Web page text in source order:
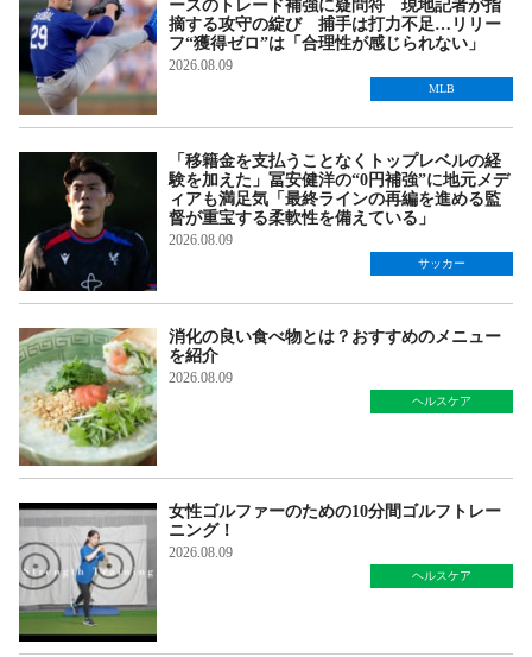
ースのトレード補強に疑問符 現地記者が指
摘する攻守の綻び 捕手は打力不足…リリー
フ“獲得ゼロ”は「合理性が感じられない」
2026.08.09
MLB
「移籍金を支払うことなくトップレベルの経
験を加えた」冨安健洋の“0円補強”に地元メデ
ィアも満足気「最終ラインの再編を進める監
督が重宝する柔軟性を備えている」
2026.08.09
サッカー
消化の良い食べ物とは？おすすめのメニュー
を紹介
2026.08.09
ヘルスケア
女性ゴルファーのための10分間ゴルフトレー
ニング！
2026.08.09
ヘルスケア